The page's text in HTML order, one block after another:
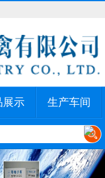
展示 生产车间